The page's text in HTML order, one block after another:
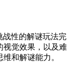
战性的解谜玩法完
视觉效果，以及难
和解谜能力。